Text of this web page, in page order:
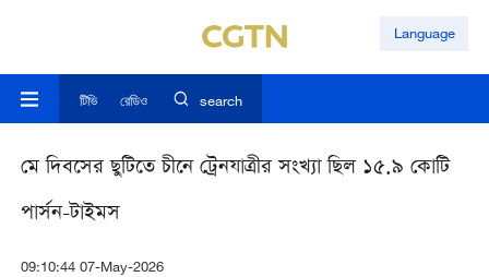
Language
টিভি রেডিও search
মে দিবসের ছুটিতে চীনে ট্রেনযাত্রীর সংখ্যা ছিল ১৫.৯ কোটি
পার্সন-টাইমস
09:10:44 07-May-2026